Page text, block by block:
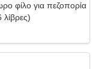
φίλο για πεζοπορία